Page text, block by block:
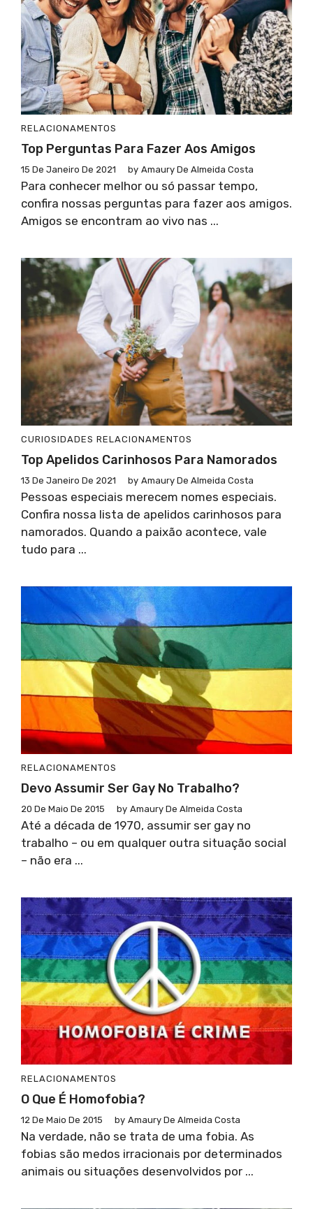
RELACIONAMENTOS
Top Perguntas Para Fazer Aos Amigos
15 De Janeiro De 2021 by Amaury De Almeida Costa
Para conhecer melhor ou só passar tempo,
confira nossas perguntas para fazer aos amigos.
Amigos se encontram ao vivo nas ...
CURIOSIDADES RELACIONAMENTOS
Top Apelidos Carinhosos Para Namorados
13 De Janeiro De 2021 by Amaury De Almeida Costa
Pessoas especiais merecem nomes especiais.
Confira nossa lista de apelidos carinhosos para
namorados. Quando a paixão acontece, vale
tudo para ...
RELACIONAMENTOS
Devo Assumir Ser Gay No Trabalho?
20 De Maio De 2015 by Amaury De Almeida Costa
Até a década de 1970, assumir ser gay no
trabalho – ou em qualquer outra situação social
– não era ...
RELACIONAMENTOS
O Que É Homofobia?
12 De Maio De 2015 by Amaury De Almeida Costa
Na verdade, não se trata de uma fobia. As
fobias são medos irracionais por determinados
animais ou situações desenvolvidos por ...